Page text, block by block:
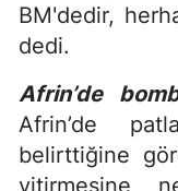
BM'dedir,
dedi.
Afrin’de
Afrin’de
belirttiğine
yitirmesine